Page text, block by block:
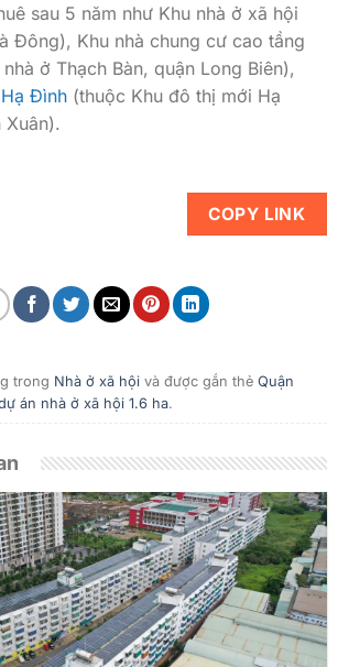
sau 5 năm như Khu nhà ở xã hội
Đông), Khu nhà chung cư cao tầng
ở Thạch Bàn, quận Long Biên),
Đình (thuộc Khu đô thị mới Hạ
COPY LINK
trong Nhà ở xã hội và được gắn thẻ Quận
án nhà ở xã hội 1.6 ha.